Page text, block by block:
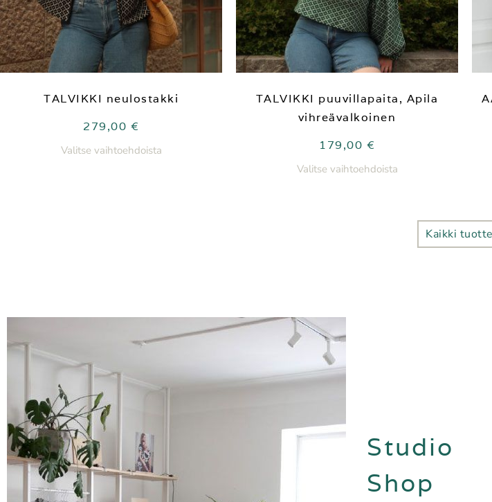
TALVIKKI neulostakki
279,00 €
Valitse vaihtoehdoista
TALVIKKI puuvillapaita, Apila
vihreävalkoinen
179,00 €
Valitse vaihtoehdoista
Kaikki
Studio
Shop